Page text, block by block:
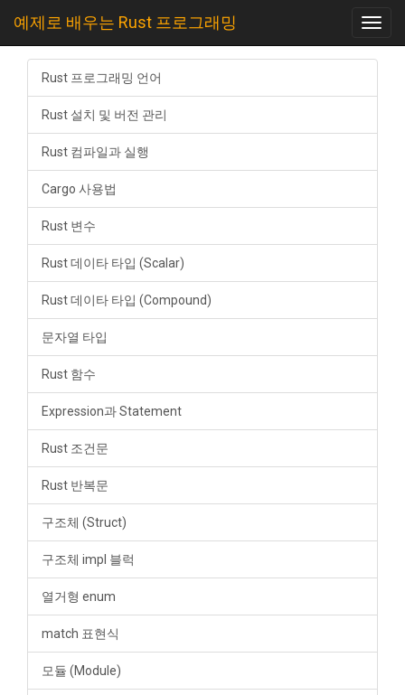
예제로 배우는 Rust 프로그래밍
Rust 프로그래밍 언어
Rust 설치 및 버전 관리
Rust 컴파일과 실행
Cargo 사용법
Rust 변수
Rust 데이타 타입 (Scalar)
Rust 데이타 타입 (Compound)
문자열 타입
Rust 함수
Expression과 Statement
Rust 조건문
Rust 반복문
구조체 (Struct)
구조체 impl 블럭
열거형 enum
match 표현식
모듈 (Module)